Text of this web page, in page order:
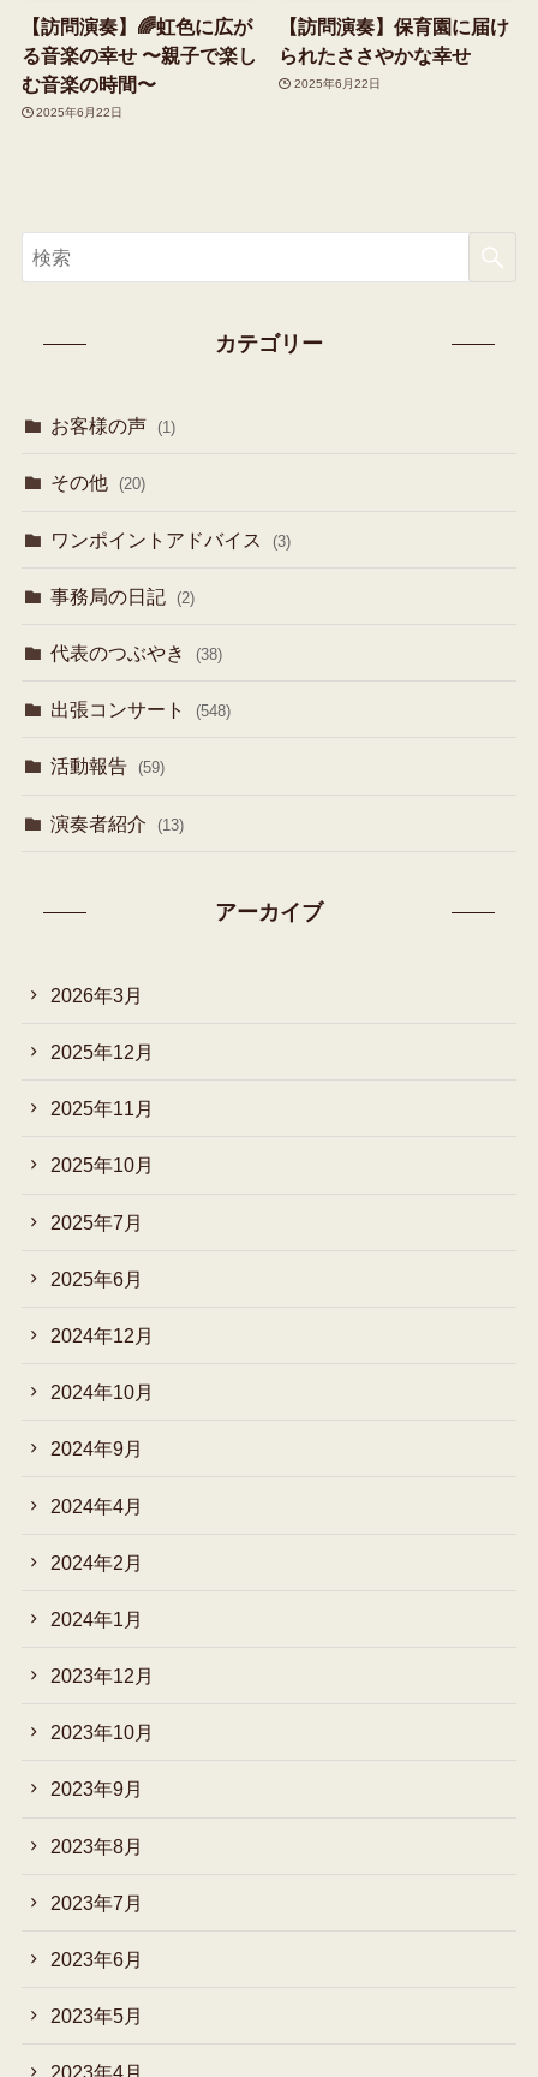
【訪問演奏】🌈虹色に広が
る音楽の幸せ 〜親子で楽し
む音楽の時間〜
2025年6月22日
【訪問演奏】保育園に届け
られたささやかな幸せ
2025年6月22日
カテゴリー
お客様の声 (1)
その他 (20)
ワンポイントアドバイス (3)
事務局の日記 (2)
代表のつぶやき (38)
出張コンサート (548)
活動報告 (59)
演奏者紹介 (13)
アーカイブ
2026年3月
2025年12月
2025年11月
2025年10月
2025年7月
2025年6月
2024年12月
2024年10月
2024年9月
2024年4月
2024年2月
2024年1月
2023年12月
2023年10月
2023年9月
2023年8月
2023年7月
2023年6月
2023年5月